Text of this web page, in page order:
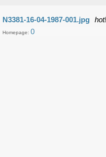
N3381-16-04-1987-001.jpg hot!
Homepage: 0